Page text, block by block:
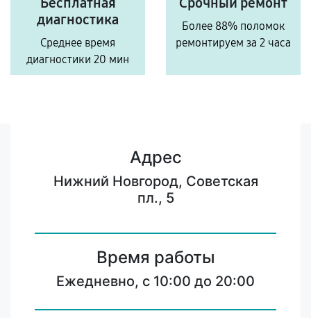
диагностика
Среднее время
диагностики 20 мин
Более 88% поломок
ремонтируем за 2 часа
Адрес
Нижний Новгород, Советская
пл., 5
Время работы
Ежедневно, с 10:00 до 20:00